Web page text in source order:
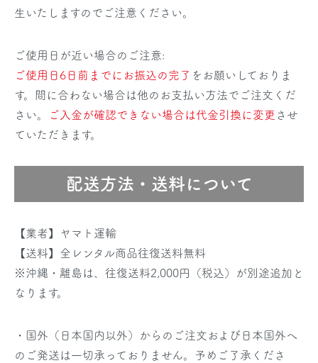
生いたしますのでご注意ください。
ご使用日が近い場合のご注意:
ご使用日6日前までにお振込の完了 をお願いしておりま
す。間に合わない場合は他のお支払い方法でご注文くだ
さい。
ご入金が確認できない場合は代金引換に変更 させ
ていただきます。
配送方法・送料について
【業者】ヤマト運輸
【送料】全レンタル商品往復送料無料
※沖縄・離島は、往復送料2,000円（税込）が別途追加と
なります。
・国外（日本国内以外）からのご注文および日本国外へ
のご発送は一切承っておりません。予めご了承くださ